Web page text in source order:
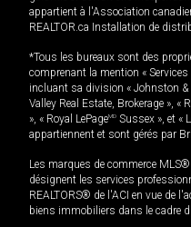
appartient à l'Association
REALTOR.ca Installation de
*Tous les bureaux sont des
comprenant la mention «
incluant sa division « Johnston &
Valley Real Estate, Brokerage », «
», « Royal LePageMD Sussex », et «
appartiennent et sont gérés par
Les marques de commerce
désignent les services
REALTORS® de l'ACI en vue de
biens immobiliers dans le cadre